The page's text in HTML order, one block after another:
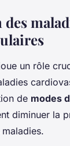
un rôle
de modes
diminuer la